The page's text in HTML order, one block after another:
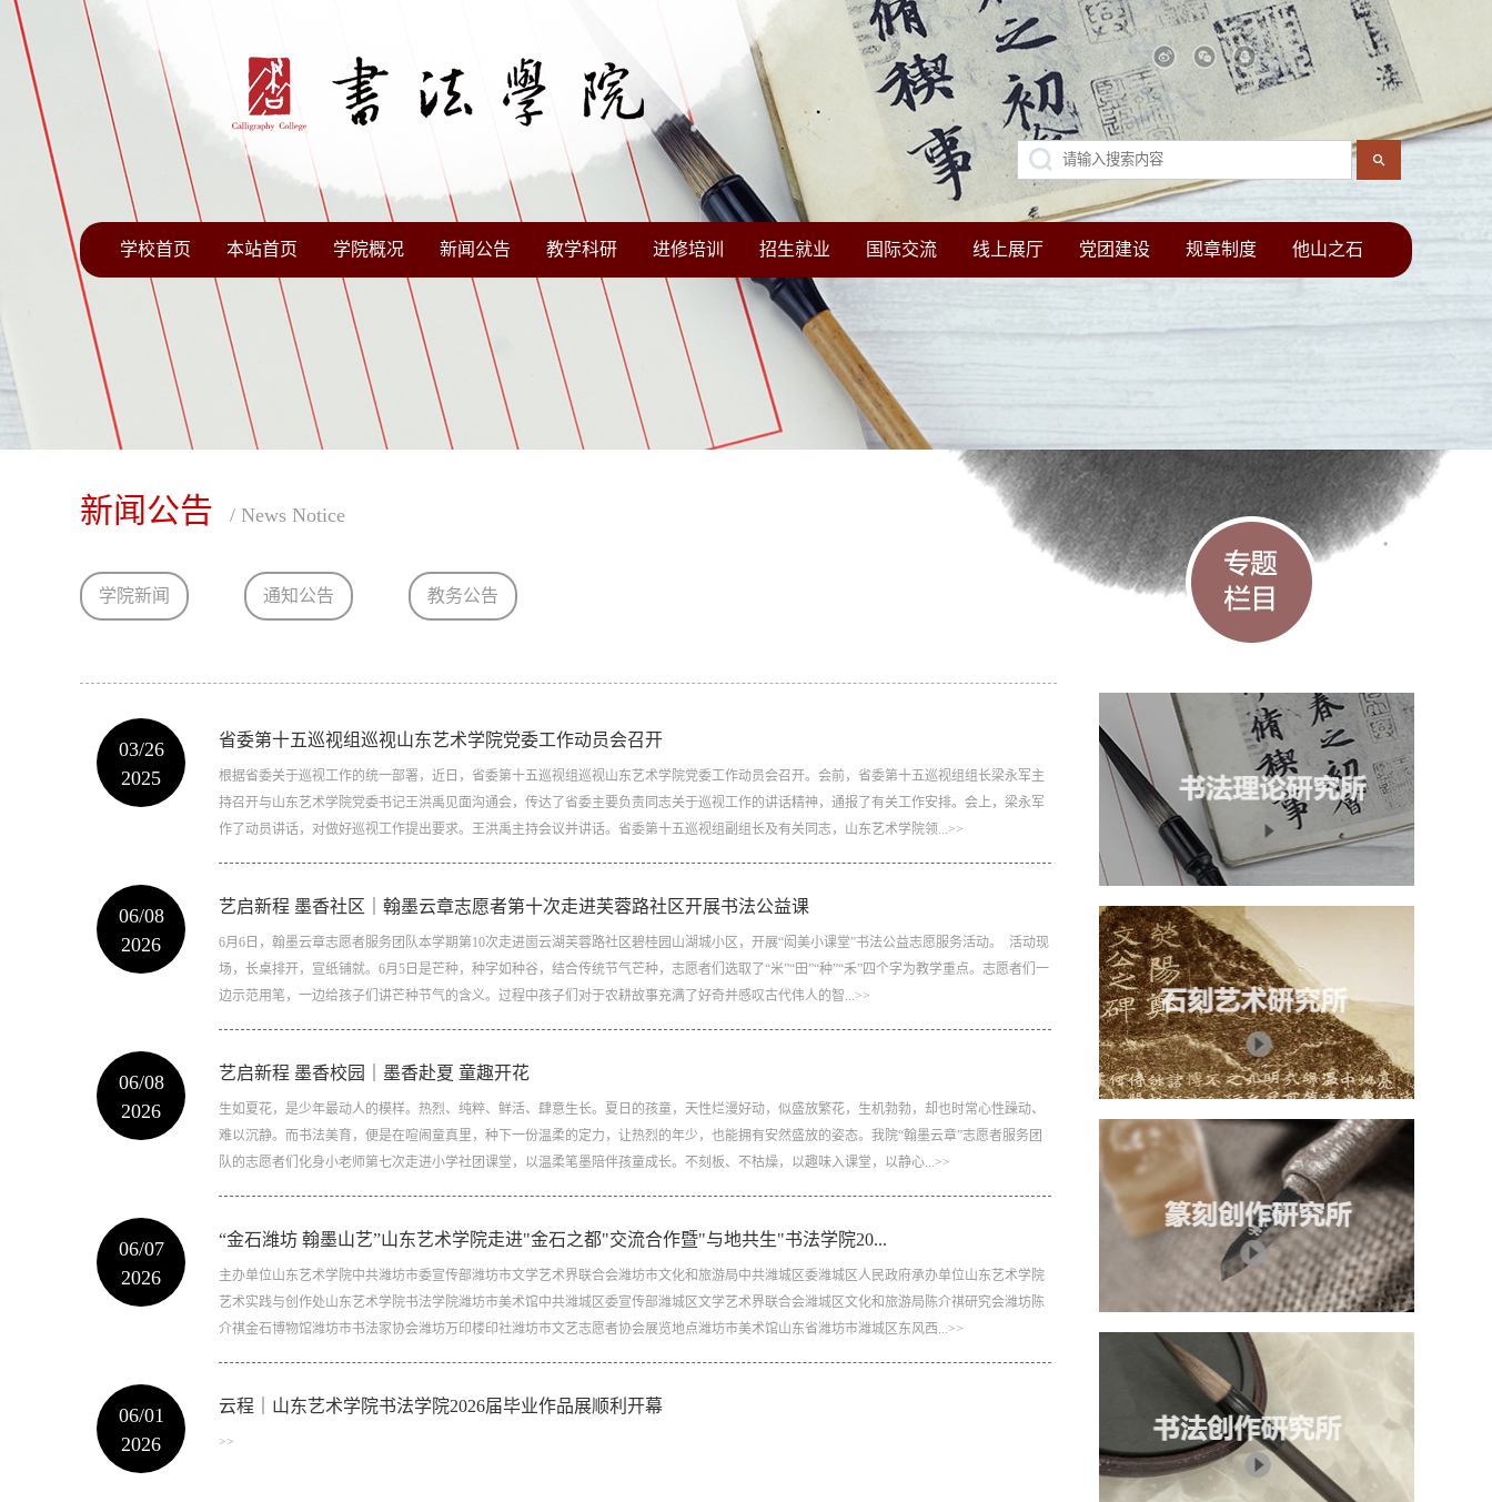
学校首页 本站首页 学院概况 新闻公告 教学科研 进修培训 招生就业 国际交流 线上展厅 党团建设 规章制度 他山之石
新闻公告 / News Notice
学院新闻 通知公告 教务公告
03/26
2025
省委第十五巡视组巡视山东艺术学院党委工作动员会召开
根据省委关于巡视工作的统一部署，近日，省委第十五巡视组巡视山东艺术学院党委工作动员会召开。会前，省委第十五巡视组组长梁永军主
持召开与山东艺术学院党委书记王洪禹见面沟通会，传达了省委主要负责同志关于巡视工作的讲话精神，通报了有关工作安排。会上，梁永军
作了动员讲话，对做好巡视工作提出要求。王洪禹主持会议并讲话。省委第十五巡视组副组长及有关同志，山东艺术学院领...>>
06/08
2026
艺启新程 墨香社区｜翰墨云章志愿者第十次走进芙蓉路社区开展书法公益课
6月6日，翰墨云章志愿者服务团队本学期第10次走进崮云湖芙蓉路社区碧桂园山湖城小区，开展“闳美小课堂”书法公益志愿服务活动。 活动现
场，长桌排开，宣纸铺就。6月5日是芒种，种字如种谷，结合传统节气芒种，志愿者们选取了“米”“田”“种”“禾”四个字为教学重点。志愿者们一
边示范用笔，一边给孩子们讲芒种节气的含义。过程中孩子们对于农耕故事充满了好奇并感叹古代伟人的智...>>
06/08
2026
艺启新程 墨香校园｜墨香赴夏 童趣开花
生如夏花，是少年最动人的模样。热烈、纯粹、鲜活、肆意生长。夏日的孩童，天性烂漫好动，似盛放繁花，生机勃勃，却也时常心性躁动、
难以沉静。而书法美育，便是在喧闹童真里，种下一份温柔的定力，让热烈的年少，也能拥有安然盛放的姿态。我院“翰墨云章”志愿者服务团
队的志愿者们化身小老师第七次走进小学社团课堂，以温柔笔墨陪伴孩童成长。不刻板、不枯燥，以趣味入课堂，以静心...>>
06/07
2026
“金石潍坊 翰墨山艺”山东艺术学院走进"金石之都"交流合作暨"与地共生"书法学院20...
主办单位山东艺术学院中共潍坊市委宣传部潍坊市文学艺术界联合会潍坊市文化和旅游局中共潍城区委潍城区人民政府承办单位山东艺术学院
艺术实践与创作处山东艺术学院书法学院潍坊市美术馆中共潍城区委宣传部潍城区文学艺术界联合会潍城区文化和旅游局陈介祺研究会潍坊陈
介祺金石博物馆潍坊市书法家协会潍坊万印楼印社潍坊市文艺志愿者协会展览地点潍坊市美术馆山东省潍坊市潍城区东风西...>>
06/01
2026
云程｜山东艺术学院书法学院2026届毕业作品展顺利开幕
>>